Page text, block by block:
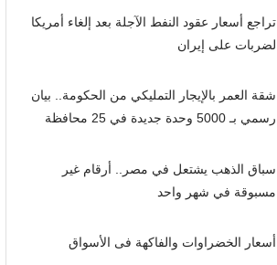
تراجع أسعار عقود النفط الآجلة بعد إلغاء أمريكا
لضربات على إيران
شقة العمر بالإيجار التمليكي من الحكومة.. بيان
رسمي بـ 5000 وحدة جديدة في 25 محافظة
سباق الذهب يشتعل في مصر.. أرقام غير
مسبوقة في شهر واحد
أسعار الخضراوات والفاكهة فى الأسواق